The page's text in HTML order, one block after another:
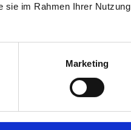
sie im Rahmen Ihrer Nutzung
Marketing
Lieferzeiten. Durch
Ihres Pakets.